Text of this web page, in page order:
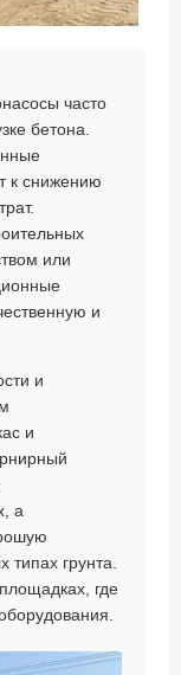
часто
бетона.
к снижению
или
и
и
и
а
грунта.
где